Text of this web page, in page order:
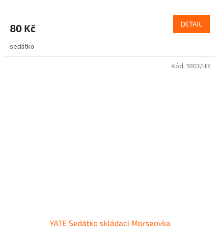
80 Kč DETAIL
sedátko
YATE Sedátko skládací Morseovka
Kód: 9303/HR